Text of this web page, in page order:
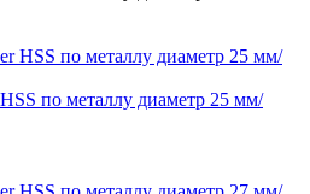
по металлу диаметр 25 мм/